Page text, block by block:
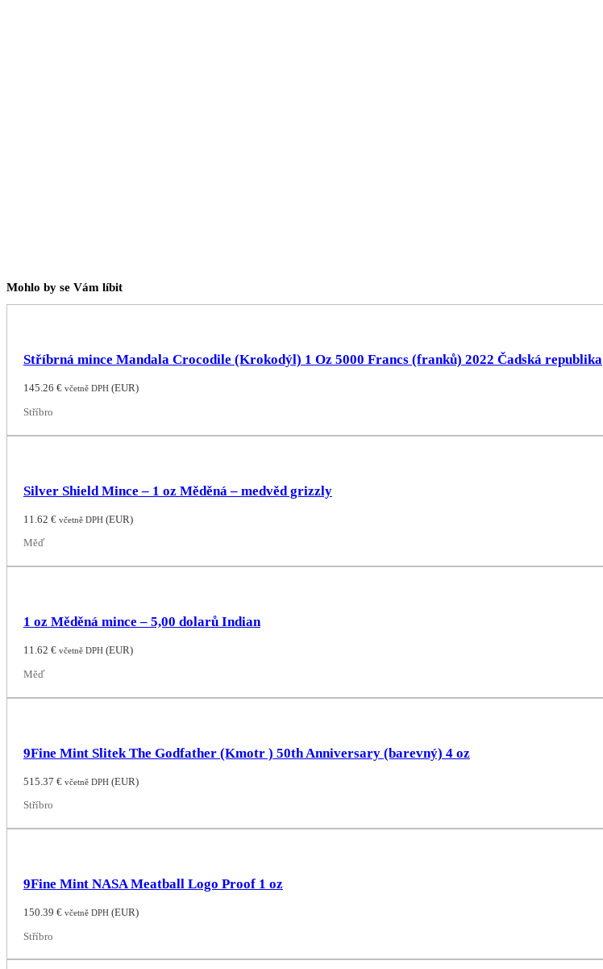
Mohlo by se Vám líbit
Stříbrná mince Mandala Crocodile (Krokodýl) 1 Oz 5000 Francs (franků) 2022 Čadská republika
145.26 € včetně DPH(EUR)
Stříbro
Silver Shield Mince – 1 oz Měděná – medvěd grizzly
11.62 € včetně DPH(EUR)
Měď
1 oz Měděná mince – 5,00 dolarů Indian
11.62 € včetně DPH(EUR)
Měď
9Fine Mint Slitek The Godfather (Kmotr ) 50th Anniversary (barevný) 4 oz
515.37 € včetně DPH(EUR)
Stříbro
9Fine Mint NASA Meatball Logo Proof 1 oz
150.39 € včetně DPH(EUR)
Stříbro